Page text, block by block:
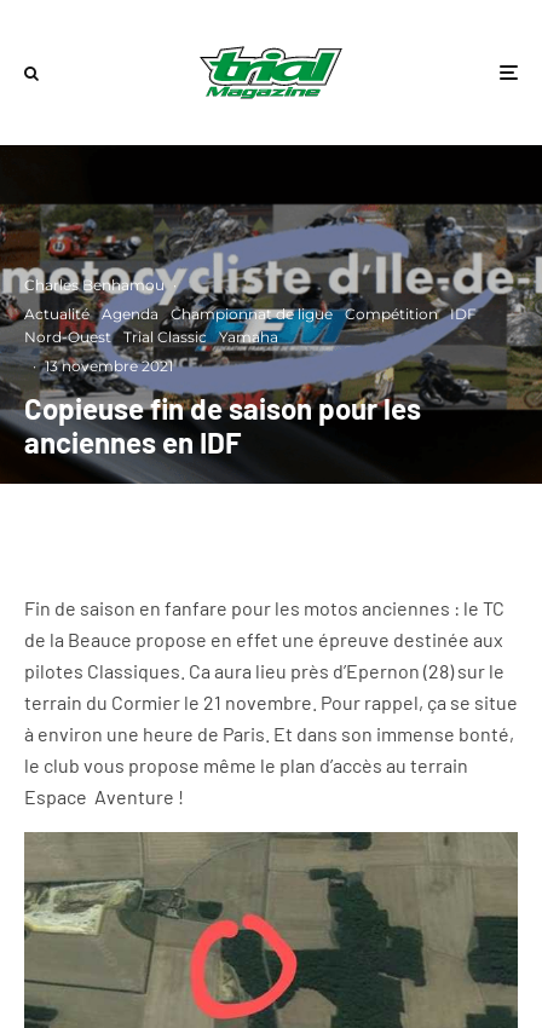
Charles Benhamou ·
Actualité
Agenda Championnat de ligue Compétition
IDF
Nord-Ouest
Trial Classic
Yamaha
· 13 novembre 2021
Copieuse fin de saison pour les
anciennes en IDF
Fin de saison en fanfare pour les motos anciennes : le TC
de la Beauce propose en effet une épreuve destinée aux
pilotes Classiques. Ca aura lieu près d’Epernon (28) sur le
terrain du Cormier le 21 novembre. Pour rappel, ça se situe
à environ une heure de Paris. Et dans son immense bonté,
le club vous propose même le plan d’accès au terrain
Espace Aventure !